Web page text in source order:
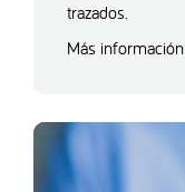
trazados.
Más información